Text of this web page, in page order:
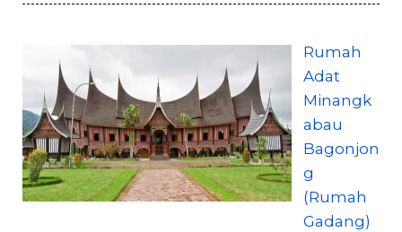
Rumah
Adat
Minangk
abau
Bagonjon
g
(Rumah
Gadang)